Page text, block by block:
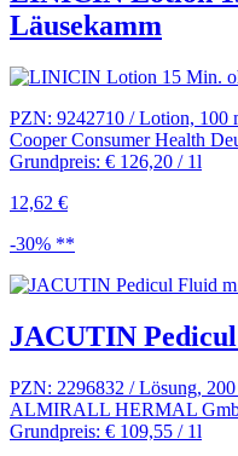
Läusekamm
PZN: 9242710 / Lotion, 100
Cooper Consumer Health
Grundpreis: € 126,20 / 1l
12,62 €
-30% **
JACUTIN
PZN: 2296832 / Lösung,
ALMIRALL HERMAL
Grundpreis: € 109,55 / 1l